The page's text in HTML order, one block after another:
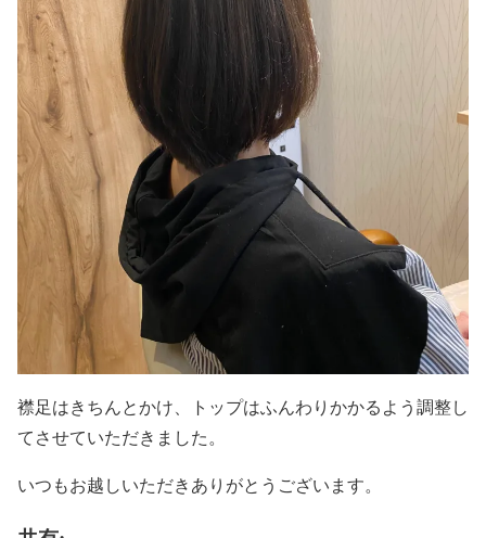
襟足はきちんとかけ、トップはふんわりかかるよう調整し
てさせていただきました。
いつもお越しいただきありがとうございます。